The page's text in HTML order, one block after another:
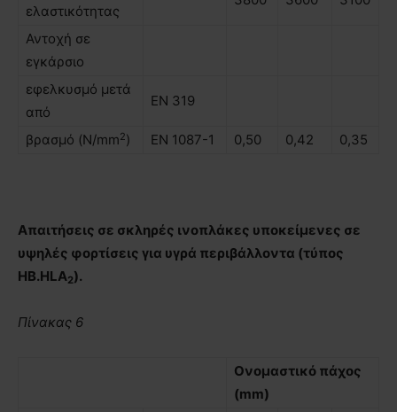
ελαστικότητας
Αντοχή σε
εγκάρσιο
εφελκυσµό µετά
από
ΕΝ 319
βρασµό (N/mm2) EN 1087-1 0,50 0,42 0,35
Απαιτήσεις σε σκληρές ινοπλάκες υποκείµενες σε
υψηλές φορτίσεις για υγρά περιβάλλοντα (τύπος
ΗΒ.HLA2).
Πίνακας 6
Ονοµαστικό πάχος
(mm)